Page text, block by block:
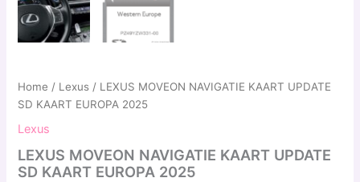
Home / Lexus / LEXUS MOVEON NAVIGATIE KAART UPDATE
SD KAART EUROPA 2025
Lexus
LEXUS MOVEON NAVIGATIE KAART UPDATE
SD KAART EUROPA 2025